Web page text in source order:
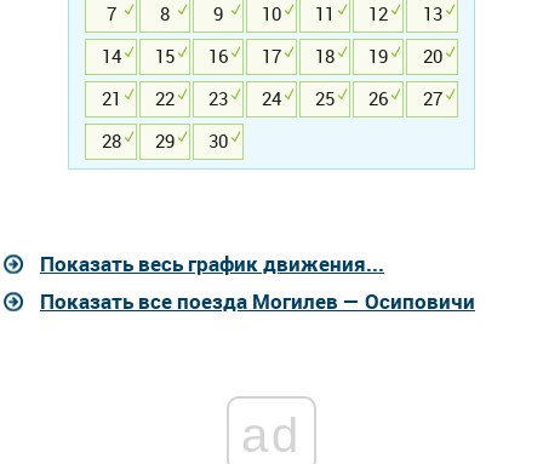
7
8 9 10 11 12
13
14
15 16 17 18 19
20
21
22 23 24 25 26
27
28
29 30
Показать весь график движения...
Показать все поезда Могилев — Осиповичи
ad